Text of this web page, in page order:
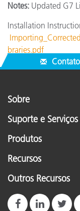
Notes: Updated G7
Installation
braries.pdf
Contato
Sobre
Suporte e Serviços
Produtos
Recursos
Outros Recursos